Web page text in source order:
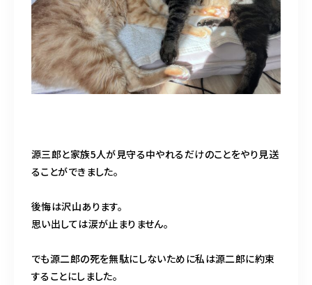
源三郎と家族5人が見守る中やれるだけのことをやり見送
ることができました。
後悔は沢山あります。
思い出しては涙が止まりません。
でも源二郎の死を無駄にしないために私は源二郎に約束
することにしました。